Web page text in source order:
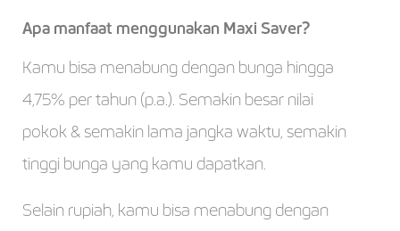
Apa manfaat menggunakan Maxi Saver?
Kamu bisa menabung dengan bunga hingga
4,75% per tahun (p.a.). Semakin besar nilai
pokok & semakin lama jangka waktu, semakin
tinggi bunga yang kamu dapatkan.
Selain rupiah, kamu bisa menabung dengan